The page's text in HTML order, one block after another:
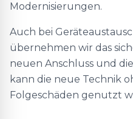
Modernisierungen.
Auch bei
übernehmen wir das
neuen Anschluss und
kann die neue Technik
Folgeschäden genutzt